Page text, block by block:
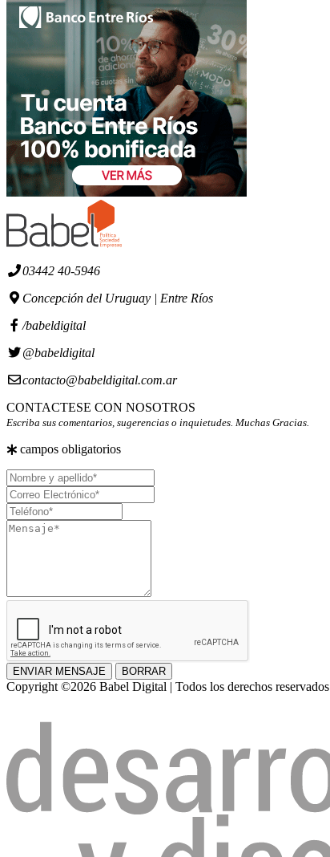
03442 40-5946
Concepción del Uruguay | Entre Ríos
/babeldigital
@babeldigital
contacto@babeldigital.com.ar
CONTACTESE CON NOSOTROS
Escriba sus comentarios, sugerencias o inquietudes. Muchas Gracias.
campos obligatorios
Nombre
y
apellido
Correo
Electrónico
Teléfono
Mensaje
ENVIAR MENSAJE BORRAR
Copyright ©2026 Babel Digital | Todos los derechos reservados